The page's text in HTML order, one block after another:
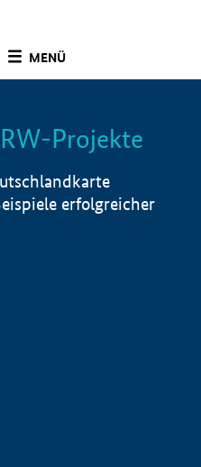
MENÜ
Info
Projekte
erfolgreicher